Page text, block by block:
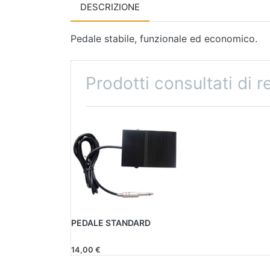
DESCRIZIONE
Pedale stabile, funzionale ed economico.
Prodotti consultati di
PEDALE STANDARD
14,00 €